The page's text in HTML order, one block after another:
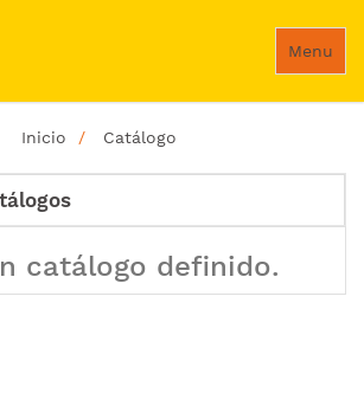
Menu
Inicio Catálogo
catálogo definido.